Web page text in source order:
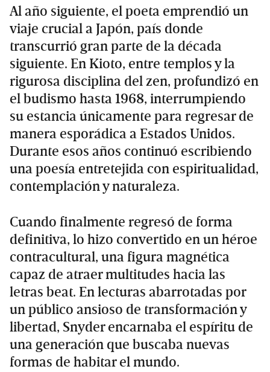
Al año siguiente, el poeta emprendió un
viaje crucial a Japón, país donde
transcurrió gran parte de la década
siguiente. En Kioto, entre templos y la
rigurosa disciplina del zen, profundizó en
el budismo hasta 1968, interrumpiendo
su estancia únicamente para regresar de
manera esporádica a Estados Unidos.
Durante esos años continuó escribiendo
una poesía entretejida con espiritualidad,
contemplación y naturaleza.
Cuando finalmente regresó de forma
definitiva, lo hizo convertido en un héroe
contracultural, una figura magnética
capaz de atraer multitudes hacia las
letras beat. En lecturas abarrotadas por
un público ansioso de transformación y
libertad, Snyder encarnaba el espíritu de
una generación que buscaba nuevas
formas de habitar el mundo.